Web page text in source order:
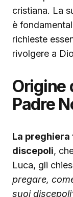
cristiana. La
è
richieste
rivolgere a
Origine
Padre
La preghiera
discepoli,
Luca, gli
pregare,
suoi